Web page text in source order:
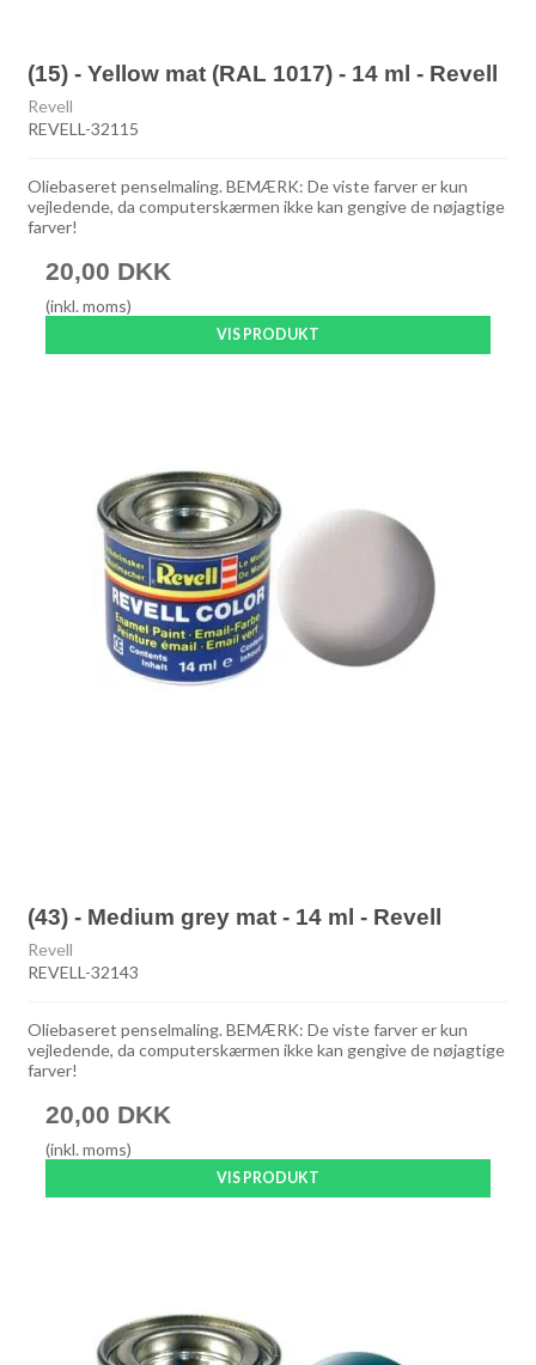
(15) - Yellow mat (RAL 1017) - 14 ml - Revell
Revell
REVELL-32115
Oliebaseret penselmaling. BEMÆRK: De viste farver er kun
vejledende, da computerskærmen ikke kan gengive de nøjagtige
farver!
20,00 DKK
(inkl. moms)
VIS PRODUKT
(43) - Medium grey mat - 14 ml - Revell
Revell
REVELL-32143
Oliebaseret penselmaling. BEMÆRK: De viste farver er kun
vejledende, da computerskærmen ikke kan gengive de nøjagtige
farver!
20,00 DKK
(inkl. moms)
VIS PRODUKT